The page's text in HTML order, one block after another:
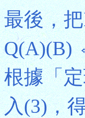
最後，
Q(A)(B)
根據「
入(3)，